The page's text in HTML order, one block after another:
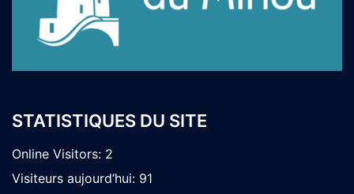
STATISTIQUES DU SITE
Online Visitors: 2
Visiteurs aujourd’hui: 91